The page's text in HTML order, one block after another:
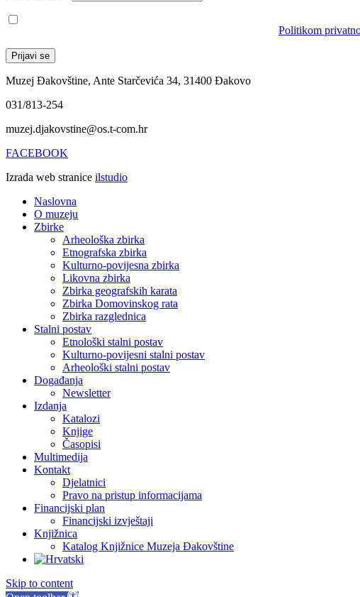
Politikom
Muzej Đakovštine, Ante Starčevića 34, 31400 Đakovo
031/813-254
muzej.djakovstine@os.t-com.hr
FACEBOOK
Izrada web stranice ilstudio
Naslovna
O muzeju
Zbirke
Arheološka zbirka
Etnografska zbirka
Kulturno-povijesna zbirka
Likovna zbirka
Zbirka geografskih karata
Zbirka Domovinskog rata
Zbirka razglednica
Stalni postav
Etnološki stalni postav
Kulturno-povijesni stalni postav
Arheološki stalni postav
Događanja
Newsletter
Izdanja
Katalozi
Knjige
Časopisi
Multimedija
Kontakt
Djelatnici
Pravo na pristup informacijama
Financijski plan
Financijski izvještaji
Knjižnica
Katalog Knjižnice Muzeja Đakovštine
Skip to content